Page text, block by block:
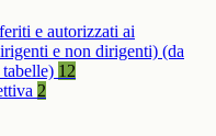
e autorizzati ai
e non dirigenti) (da
12
2